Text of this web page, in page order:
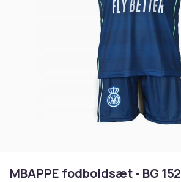
MBAPPE fodboldsæt - BG 152